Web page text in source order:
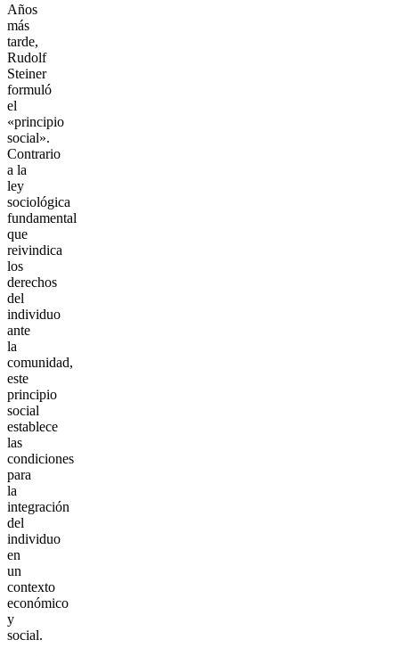
Años
más
tarde,
Rudolf
Steiner
formuló
el
«principio
social».
Contrario
a la
ley
sociológica
fundamental
que
reivindica
los
derechos
del
individuo
ante
la
comunidad,
este
principio
social
establece
las
condiciones
para
la
integración
del
individuo
en
un
contexto
económico
y
social.